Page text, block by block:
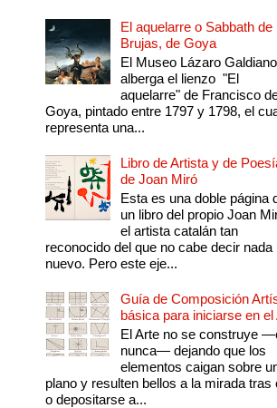
El aquelarre o Sabbath de
Brujas, de Goya
El Museo Lázaro Galdiano
alberga el lienzo "El
aquelarre" de Francisco
Goya, pintado entre 1797 y 1798, el
representa una...
Libro de Artista y de
de Joan Miró
Esta es una doble página
un libro del propio Joan
el artista catalán tan
reconocido del que no cabe decir nada
nuevo. Pero este eje...
Guía de Composición
básica para iniciarse en el
El Arte no se construye
nunca— dejando que los
elementos caigan sobre
plano y resulten bellos a la mirada tras
o depositarse a...